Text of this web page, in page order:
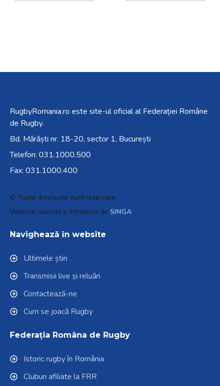
RugbyRomania.ro este site-ul oficial al Federației Române
de Rugby.
Bd. Mărăști nr. 18-20, sector 1, București
Telefon: 031.1000.500
Fax: 031.1000.400
© Toate drepturile sunt rezervate.
Website realizat și întreținut de SINGA
Navighează în website
Ultimele știri
Transmisii live și reluări
Contactează-ne
Cum se joacă Rugby
Federația Româna de Rugby
Istoric rugby în România
Cluburi afiliate la FRR